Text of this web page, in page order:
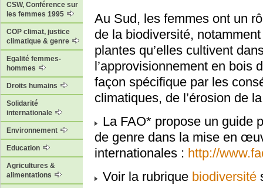
CSW, Conférence sur
les femmes 1995
COP climat, justice
climatique & genre
Egalité femmes-
hommes
Droits humains
Solidarité
internationale
Environnement
Education
Agricultures &
alimentations
Au Sud, les femmes ont un
de la biodiversité,
plantes qu’elles cultivent
l’approvisionnement en bois
façon spécifique par les
climatiques, de l’érosion de
La FAO* propose un guide
de genre dans la mise en
internationales : http://
Voir la rubrique biodiversité